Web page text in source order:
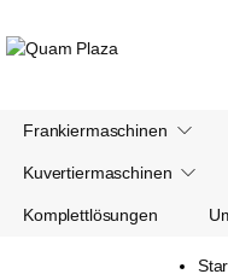
Frankiermaschinen
Kuvertiermaschinen
Komplettlösungen